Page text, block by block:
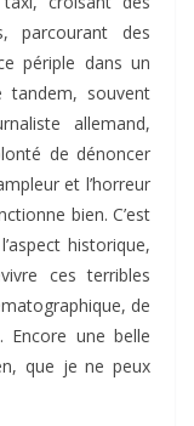
parcourant des
périple dans un
souvent
allemand,
de dénoncer
et l’horreur
bien. C’est
historique,
ces terribles
de
Encore une belle
que je ne peux